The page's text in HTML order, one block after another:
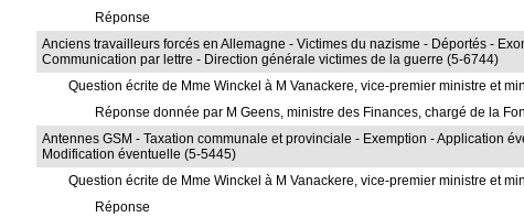
Réponse
Anciens travailleurs forcés en Allemagne - Victimes du nazisme - Déportés -
Communication par lettre - Direction générale victimes de la guerre (5-6744)
Question écrite de Mme Winckel à M Vanackere, vice-premier ministre et
Réponse donnée par M Geens, ministre des Finances, chargé de la
Antennes GSM - Taxation communale et provinciale - Exemption - Application
Modification éventuelle (5-5445)
Question écrite de Mme Winckel à M Vanackere, vice-premier ministre et
Réponse